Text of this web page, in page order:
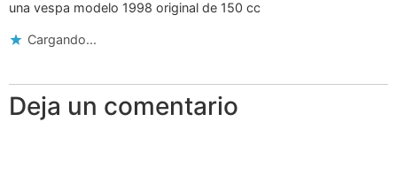
una vespa modelo 1998 original de 150 cc
Cargando...
Deja un comentario